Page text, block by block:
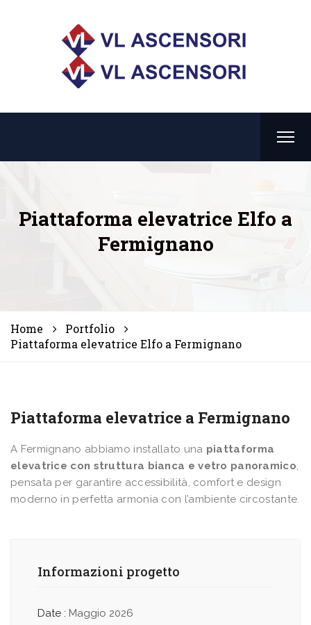
Piattaforma elevatrice Elfo a
Fermignano
Home
Portfolio
Piattaforma elevatrice Elfo a Fermignano
Piattaforma elevatrice a Fermignano
A Fermignano abbiamo installato una piattaforma
elevatrice con struttura bianca e vetro panoramico,
pensata per garantire accessibilità, comfort e design
moderno in perfetta armonia con l’ambiente circostante.
Informazioni progetto
Date : Maggio 2026